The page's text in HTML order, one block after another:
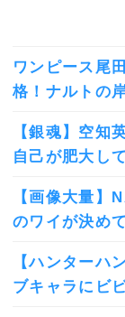
ワンピース尾
格！ナルトの
【銀魂】空知
自己が肥大し
【画像大量】
のワイが決め
【ハンターハ
ブキャラにビ